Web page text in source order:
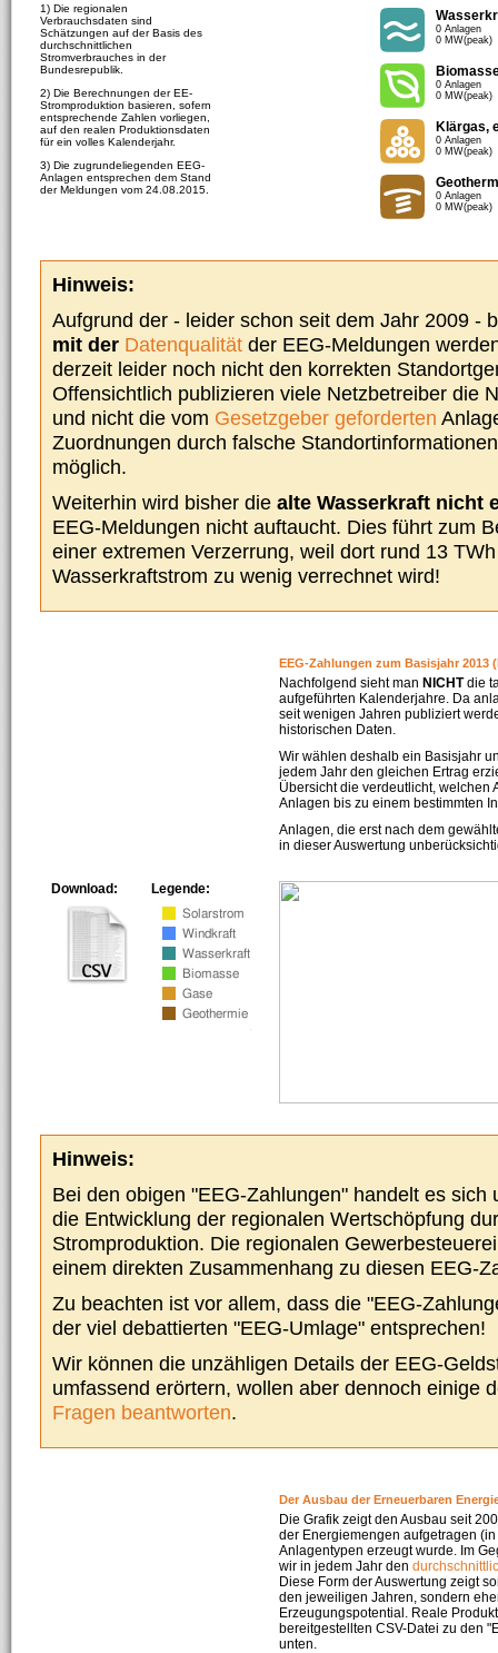
1) Die regionalen
Verbrauchsdaten sind
Schätzungen auf der Basis des
durchschnittlichen
Stromverbrauches in der
Bundesrepublik.
2) Die Berechnungen der EE-
Stromproduktion basieren, sofern
entsprechende Zahlen vorliegen,
auf den realen Produktionsdaten
für ein volles Kalenderjahr.
3) Die zugrundeliegenden EEG-
Anlagen entsprechen dem Stand
der Meldungen vom 24.08.2015.
0 Anlagen
0 MW(peak)
0 Anlagen
0 MW(peak)
Klärgas,
0 Anlagen
0 MW(peak)
0 Anlagen
0 MW(peak)
Hinweis:
Aufgrund der - leider schon seit dem Jahr 2009 -
mit der Datenqualität der EEG-Meldungen
derzeit leider noch nicht den korrekten
Offensichtlich publizieren viele Netzbetreiber die
und nicht die vom Gesetzgeber geforderten
Zuordnungen durch falsche
möglich.
Weiterhin wird bisher die alte Wasserkraft nicht
EEG-Meldungen nicht auftaucht. Dies führt zum
einer extremen Verzerrung, weil dort rund 13
Wasserkraftstrom zu wenig verrechnet wird!
EEG-Zahlungen zum Basisjahr 2013
Nachfolgend sieht man NICHTdie
aufgeführten Kalenderjahre. Da
seit wenigen Jahren publiziert
historischen Daten.
Wir wählen deshalb ein Basisjahr
jedem Jahr den gleichen Ertrag
Übersicht die verdeutlicht, welchen
Anlagen bis zu einem bestimmten
Anlagen, die erst nach dem
in dieser Auswertung
Legende:
Download:
Hinweis:
Bei den obigen "EEG-Zahlungen" handelt es sich
die Entwicklung der regionalen Wertschöpfung
Stromproduktion. Die regionalen
einem direkten Zusammenhang zu diesen EEG-
Zu beachten ist vor allem, dass die "EEG-
der viel debattierten "EEG-Umlage" entsprechen!
Wir können die unzähligen Details der EEG-
umfassend erörtern, wollen aber dennoch einige
Fragen beantworten.
Der Ausbau der Erneuerbaren
Die Grafik zeigt den Ausbau seit
der Energiemengen aufgetragen
Anlagentypen erzeugt wurde. Im
wir in jedem Jahr den
Diese Form der Auswertung zeigt
den jeweiligen Jahren, sondern
Erzeugungspotential. Reale
bereitgestellten CSV-Datei zu den
unten.